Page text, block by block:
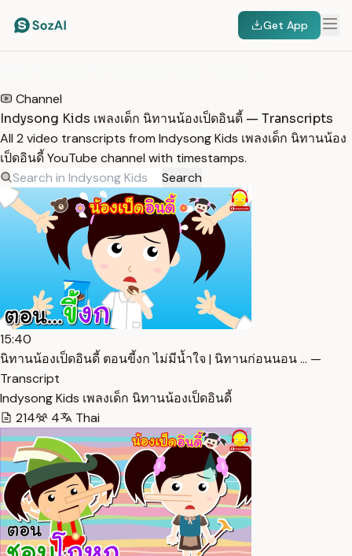
Get App
Channel
Indysong Kids เพลงเด็ก นิทานน้องเป็ดอินดี้ — Transcripts
All 2 video transcripts from Indysong Kids เพลงเด็ก นิทานน้อง
เป็ดอินดี้ YouTube channel with timestamps.
Search
15:40
นิทานน้องเป็ดอินดี้ ตอนขี้งก ไม่มีน้ำใจ | นิทานก่อนนอน … —
Transcript
Indysong Kids เพลงเด็ก นิทานน้องเป็ดอินดี้
214
4 Thai